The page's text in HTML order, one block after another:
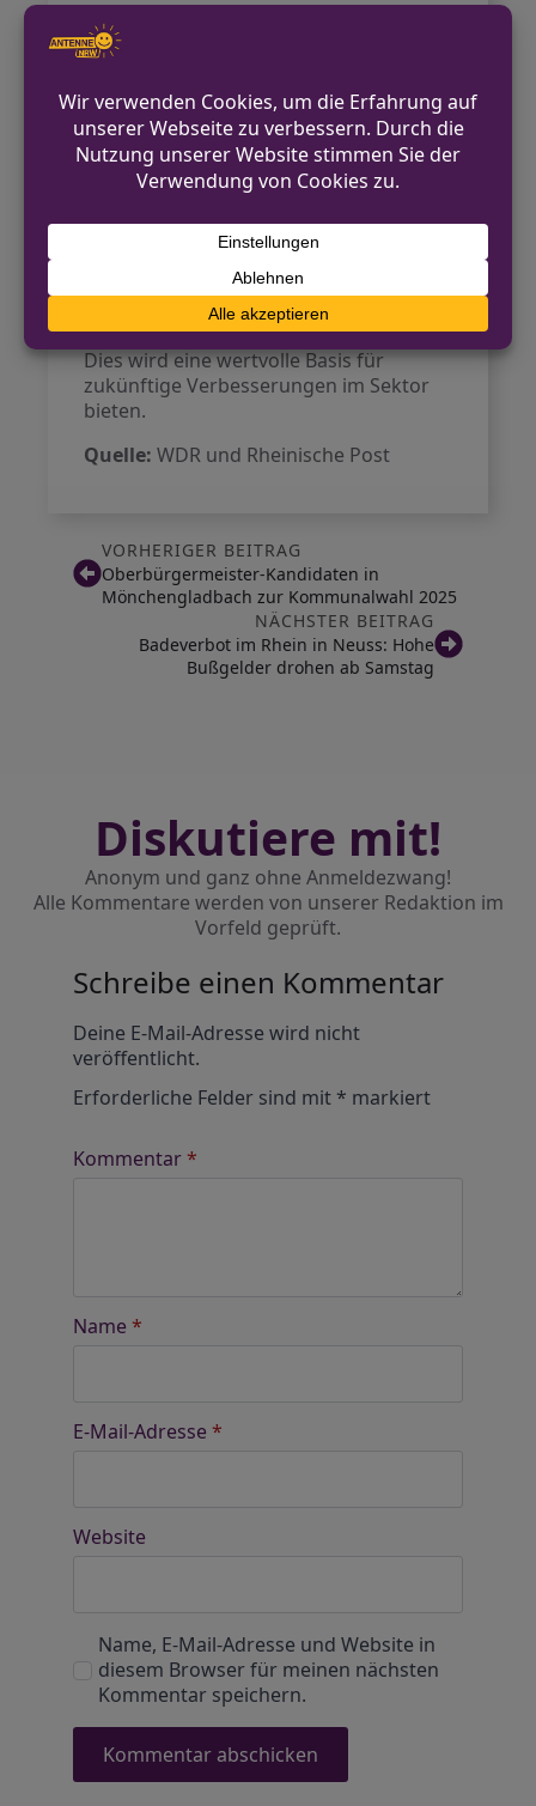
Hintergrund der Studie
In Deutschland gibt es einen Anstieg der
Beschäftigten in der Landwirtschaft,
jedoch fehlen umfassende
Untersuchungen über ihre
Arbeitsbedingungen. Der
Informationen zu sammeln, die für die
zukünftige Entwicklung der
Arbeitsbedingungen in der Tierhaltung
von Bedeutung sind.
Dies wird eine wertvolle Basis für
zukünftige Verbesserungen im Sektor
bieten.
Quelle: WDR und Rheinische Post
VORHERIGER BEITRAG
Oberbürgermeister-Kandidaten in
Mönchengladbach zur Kommunalwahl 2025
NÄCHSTER BEITRAG
Badeverbot im Rhein in Neuss: Hohe
Bußgelder drohen ab Samstag
Diskutiere mit!
Anonym und ganz ohne Anmeldezwang!
Alle Kommentare werden von unserer Redaktion im
Vorfeld geprüft.
Schreibe einen Kommentar
Deine E-Mail-Adresse wird nicht
veröffentlicht.
Erforderliche Felder sind mit* markiert
Kommentar*
Name *
E-Mail-Adresse *
Website
Name, E-Mail-Adresse und Website in
diesem Browser für meinen nächsten
Kommentar speichern.